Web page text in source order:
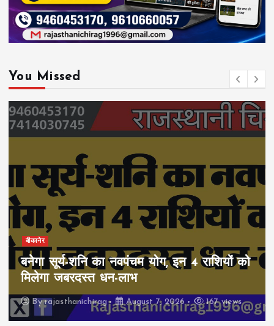
You Missed
बीकानेर
बनेगा सूर्य-शनि का नवपंचम योग, इन 4 राशियों को
मिलेगा जबरदस्त धन-लाभ
Byrajasthanichirag August 7, 2026 167 views